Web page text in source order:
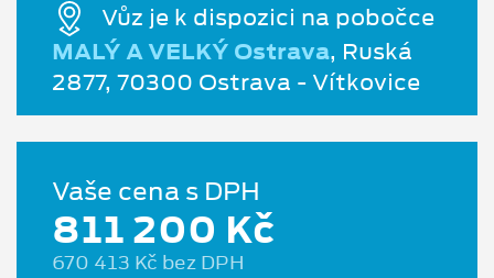
Vůz je k dispozici na pobočce
MALÝ A VELKÝ Ostrava, Ruská
2877, 70300 Ostrava - Vítkovice
Vaše cena s DPH
811 200 Kč
670 413 Kč bez DPH